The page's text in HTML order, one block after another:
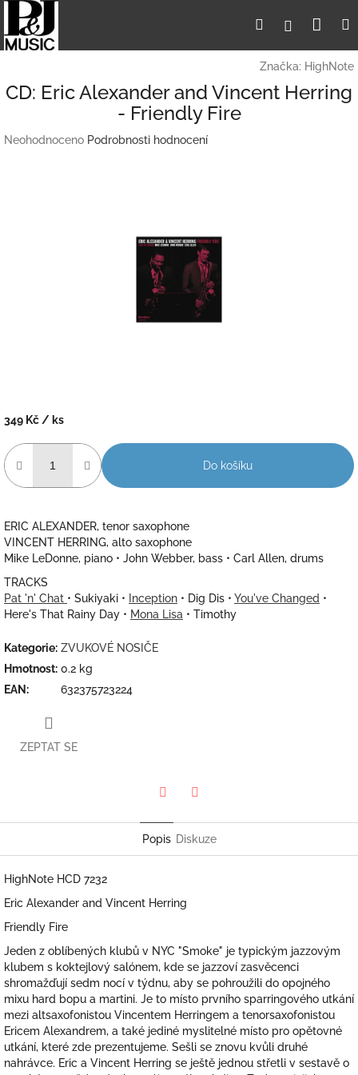
obsah
HledatPřihlášení
Značka: HighNote
CD: Eric Alexander and Vincent Herring
- Friendly Fire
Průměrné
Neohodnoceno Podrobnosti hodnocení
349 Kč / ks
cena:
Do košíku
ERIC ALEXANDER, tenor saxophone
VINCENT HERRING, alto saxophone
Mike LeDonne, piano • John Webber, bass • Carl Allen, drums
TRACKS
Pat 'n' Chat • Sukiyaki • Inception • Dig Dis • You've Changed •
Here's That Rainy Day • Mona Lisa • Timothy
Kategorie: ZVUKOVÉ NOSIČE
Hmotnost: 0.2 kg
EAN : 632375723224
ZEPTAT SE
Popis Diskuze
HighNote HCD 7232
Eric Alexander and Vincent Herring
Friendly Fire
Jeden z oblíbených klubů v NYC "Smoke" je typickým jazzovým
klubem s koktejlový salónem, kde se jazzoví zasvěcenci
shromažďují sedm nocí v týdnu, aby se pohroužili do opojného
mixu hard bopu a martini. Je to místo prvního sparringového utkání
mezi altsaxofonistou Vincentem Herringem a tenorsaxofonistou
Ericem Alexandrem, a také jediné myslitelné místo pro opětovné
utkání, které zde prezentujeme. Sešli se znovu kvůli druhé
nahrávce. Eric a Vincent Herring se ještě jednou střetli v sestavě o